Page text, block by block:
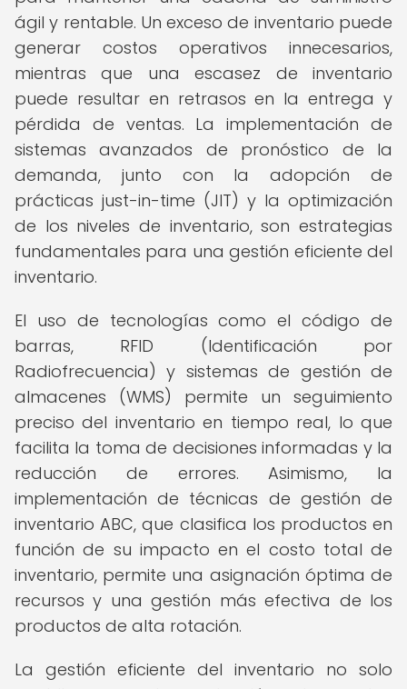
ágil y rentable. Un exceso de inventario puede
generar costos operativos innecesarios,
mientras que una escasez de inventario
puede resultar en retrasos en la entrega y
pérdida de ventas. La implementación de
sistemas avanzados de pronóstico de la
demanda, junto con la adopción de
prácticas just-in-time (JIT) y la optimización
de los niveles de inventario, son estrategias
fundamentales para una gestión eficiente del
inventario.
El uso de tecnologías como el código de
barras, RFID (Identificación por
Radiofrecuencia) y sistemas de gestión de
almacenes (WMS) permite un seguimiento
preciso del inventario en tiempo real, lo que
facilita la toma de decisiones informadas y la
reducción de errores. Asimismo, la
implementación de técnicas de gestión de
inventario ABC, que clasifica los productos en
función de su impacto en el costo total de
inventario, permite una asignación óptima de
recursos y una gestión más efectiva de los
productos de alta rotación.
La gestión eficiente del inventario no solo